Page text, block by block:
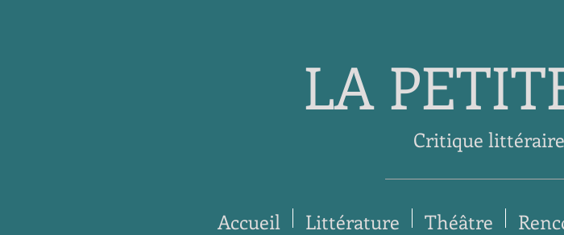
LA
Critique
Accueil Littérature Théâtre